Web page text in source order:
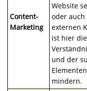
Content-
Marketing
Website
oder
externen
ist hier
und der
mindern.